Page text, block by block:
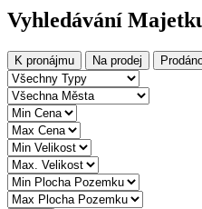
Vyhledávání
K pronájmu Na prodej